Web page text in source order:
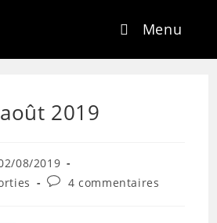
Menu
2019
08/2019
4 commentaires